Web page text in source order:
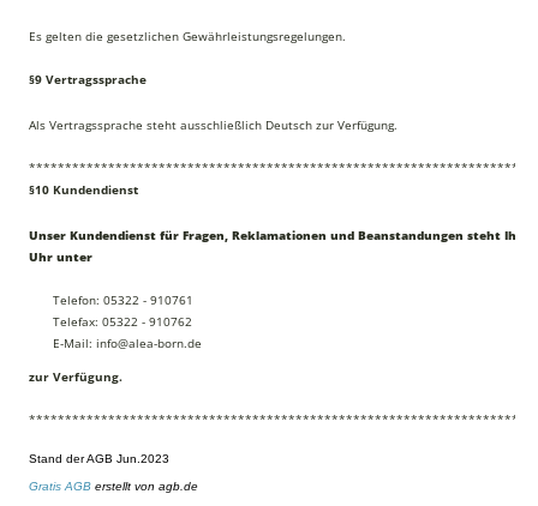
Es gelten die gesetzlichen Gewährleistungsregelungen.
§9 Vertragssprache
Als Vertragssprache steht ausschließlich Deutsch zur Verfügung.
§10 Kundendienst
Unser Kundendienst für Fragen, Reklamationen und Beanstandungen steht
Uhr unter
Telefon: 05322 - 910761
Telefax: 05322 - 910762
E-Mail: info@alea-born.de
zur Verfügung.
Stand der AGB Jun.2023
Gratis AGB erstellt von agb.de